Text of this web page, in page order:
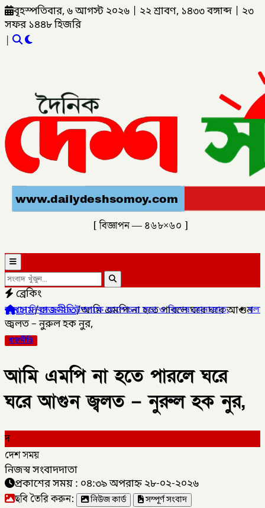
বৃহস্পতিবার, ৬ আগস্ট ২০২৬ ২২ শ্রাবণ, ১৪৩৩ বঙ্গাব্দ
২৩
সফর ১৪৪৮ হিজরি
|
[ বিজ্ঞাপন — ৪৬৮×৬০ ]
ব্রেকিং
২০২৬ উপলক্ষে আলোচনা সভা ও বিশেষ মোনাজাত,✦গলাচিপায় ১০ পিস
হোম/রাজনীতি/আমি এমপি না হতে পারলে ঘরে ঘরে আগুন
জ্বলত – নুরুল হক নুর,
রাজনীতি
আমি এমপি না হতে পারলে ঘরে
ঘরে আগুন জ্বলত – নুরুল হক নুর,
দ
দেশ সময়
নিজস্ব সংবাদদাতা
প্রকাশের সময় : ০৪:৩৯ অপরাহ্ন ২৮-০২-২০২৬
ছবি তৈরি করুন: নিউজ কার্ড
সম্পূর্ণ সংবাদ